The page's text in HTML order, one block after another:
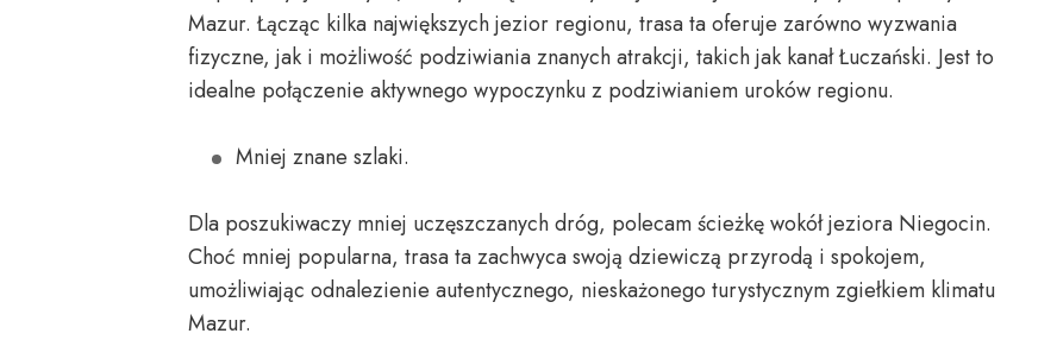
Mazur. Łącząc kilka największych jezior regionu, trasa ta oferuje zarówno wyzwania
fizyczne, jak i możliwość podziwiania znanych atrakcji, takich jak kanał Łuczański. Jest to
idealne połączenie aktywnego wypoczynku z podziwianiem uroków regionu.
Mniej znane szlaki.
Dla poszukiwaczy mniej uczęszczanych dróg, polecam ścieżkę wokół jeziora Niegocin.
Choć mniej popularna, trasa ta zachwyca swoją dziewiczą przyrodą i spokojem,
umożliwiając odnalezienie autentycznego, nieskażonego turystycznym zgiełkiem klimatu
Mazur.